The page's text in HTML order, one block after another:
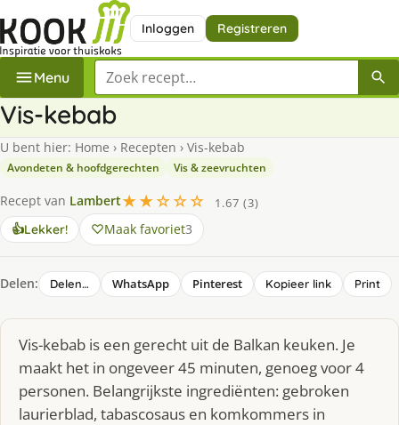
Inloggen Registreren
Menu Zoek een recept
Vis-kebab
U bent hier: Home › Recepten › Vis-kebab
Avondeten & hoofdgerechten Vis & zeevruchten
Recept van Lambert★★☆☆☆
1.67 (3)
👍Lekker! Maak favoriet3
Delen: Delen… WhatsApp Pinterest Kopieer link Print
Vis-kebab is een gerecht uit de Balkan keuken. Je
maakt het in ongeveer 45 minuten, genoeg voor 4
personen. Belangrijkste ingrediënten: gebroken
laurierblad, tabascosaus en komkommers in